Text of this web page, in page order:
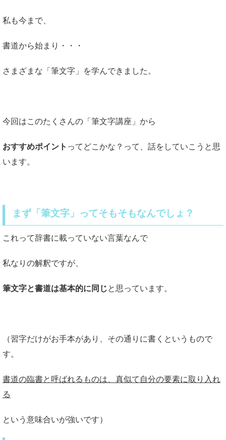
私も今まで、
書道から始まり・・・
さまざまな「筆文字」を学んできました。
今回はこのたくさんの「筆文字講座」から
おすすめポイント ってどこかな？って、話をしていこうと思
います。
まず「筆文字」ってそもそもなんでしょ？
これって辞書に載っていない言葉なんで
私なりの解釈ですが、
筆文字と書道は基本的に同じと思っています。
（習字だけがお手本があり、その通りに書くというもので
す。
書道の臨書と呼ばれるものは、真似て自分の要素に取り入れ
る
という意味合いが強いです）